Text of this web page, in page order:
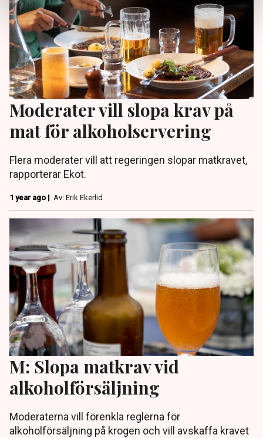
Moderater vill slopa krav på
mat för alkoholservering
Flera moderater vill att regeringen slopar matkravet,
rapporterar Ekot.
1 year ago | Av: Erik Ekerlid
M: Slopa matkrav vid
alkoholförsäljning
Moderaterna vill förenkla reglerna för
alkoholförsäljning på krogen och vill avskaffa kravet